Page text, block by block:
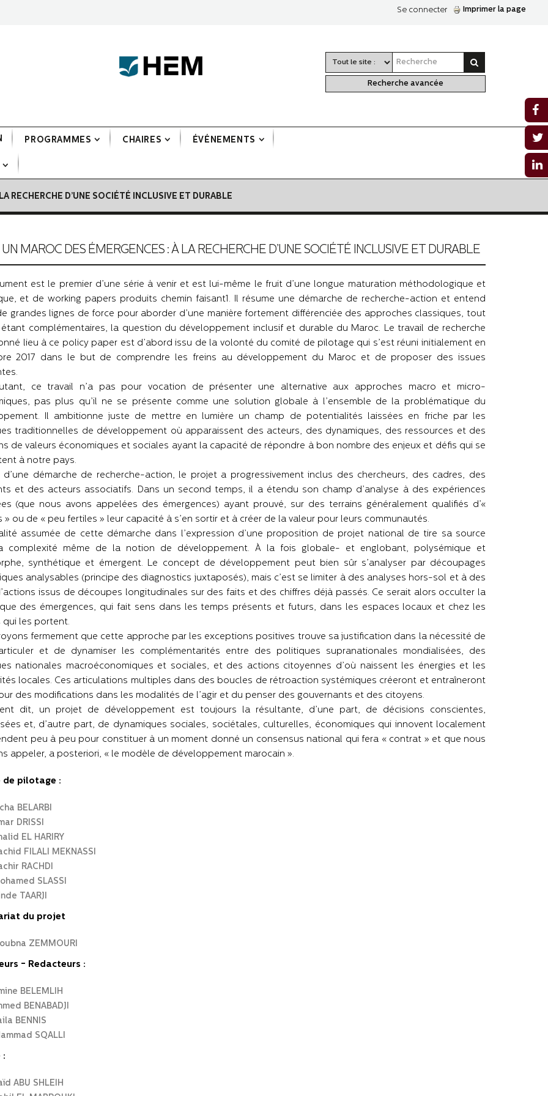
Se connecter Imprimer la page
Recherche avancée
PROGRAMMES CHAIRES ÉVÉNEMENTS
RECHERCHE D’UNE SOCIÉTÉ INCLUSIVE ET DURABLE
AMINE BELEMLIH
est praticien chercheur
dans les dynamiques
le top down et le
intelligence collective et dans
stratégiques de
de la chaire de...
AHMED BENABADJI
Ahmed Benabadji est engagé depuis
plusieurs années dans l’action et la réflexion
sur les thématiques de développement
MAROC DES ÉMERGENCES : À LA RECHERCHE D’UNE SOCIÉTÉ INCLUSIVE ET DURABLE
est le premier d’une série à venir et est lui-même le fruit d’une longue maturation méthodologique et
et de working papers produits chemin faisant1. Il résume une démarche de recherche-action et entend
grandes lignes de force pour aborder d’une manière fortement différenciée des approches classiques, tout
étant complémentaires, la question du développement inclusif et durable du Maroc. Le travail de recherche
lieu à ce policy paper est d’abord issu de la volonté du comité de pilotage qui s’est réuni initialement en
2017 dans le but de comprendre les freins au développement du Maroc et de proposer des issues
ce travail n’a pas pour vocation de présenter une alternative aux approches macro et micro-
pas plus qu’il ne se présente comme une solution globale à l’ensemble de la problématique du
Il ambitionne juste de mettre en lumière un champ de potentialités laissées en friche par les
traditionnelles de développement où apparaissent des acteurs, des dynamiques, des ressources et des
de valeurs économiques et sociales ayant la capacité de répondre à bon nombre des enjeux et défis qui se
à notre pays.
d’une démarche de recherche-action, le projet a progressivement inclus des chercheurs, des cadres, des
et des acteurs associatifs. Dans un second temps, il a étendu son champ d’analyse à des expériences
(que nous avons appelées des émergences) ayant prouvé, sur des terrains généralement qualifiés d’«
» ou de « peu fertiles » leur capacité à s’en sortir et à créer de la valeur pour leurs communautés.
assumée de cette démarche dans l’expression d’une proposition de projet national de tire sa source
complexité même de la notion de développement. À la fois globale- et englobant, polysémique et
synthétique et émergent. Le concept de développement peut bien sûr s’analyser par découpages
analysables (principe des diagnostics juxtaposés), mais c’est se limiter à des analyses hors-sol et à des
issus de découpes longitudinales sur des faits et des chiffres déjà passés. Ce serait alors occulter la
des émergences, qui fait sens dans les temps présents et futurs, dans les espaces locaux et chez les
qui les portent.
fermement que cette approche par les exceptions positives trouve sa justification dans la nécessité de
et de dynamiser les complémentarités entre des politiques supranationales mondialisées, des
nationales macroéconomiques et sociales, et des actions citoyennes d’où naissent les énergies et les
locales. Ces articulations multiples dans des boucles de rétroaction systémiques créeront et entraîneront
des modifications dans les modalités de l’agir et du penser des gouvernants et des citoyens.
dit, un projet de développement est toujours la résultante, d’une part, de décisions conscientes,
et, d’autre part, de dynamiques sociales, sociétales, culturelles, économiques qui innovent localement
peu à peu pour constituer à un moment donné un consensus national qui fera « contrat » et que nous
appeler, a posteriori, « le modèle de développement marocain ».
de pilotage :
BELARBI
DRISSI
EL HARIRY
FILALI MEKNASSI
RACHDI
SLASSI
TAARJI
du projet
ZEMMOURI
- Redacteurs :
BELEMLIH
BENABADJI
BENNIS
SQALLI
:
ABU SHLEIH